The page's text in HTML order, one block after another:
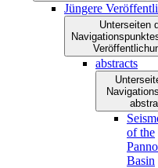
Jüngere
Unterseiten
abstracts
of the
Basin